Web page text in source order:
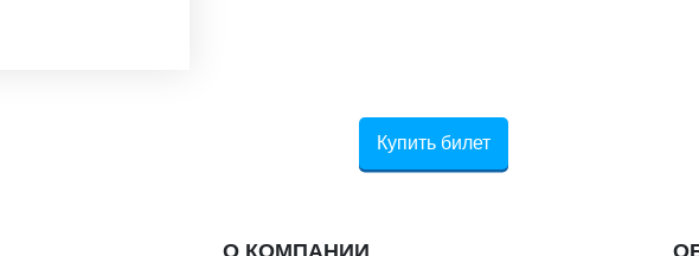
Купить билет
О КОМПАНИИ